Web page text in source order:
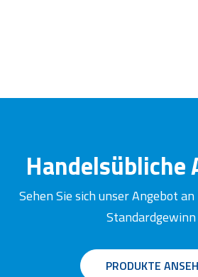
Handelsübliche
Sehen Sie sich unser Angebot
PRODUKTE